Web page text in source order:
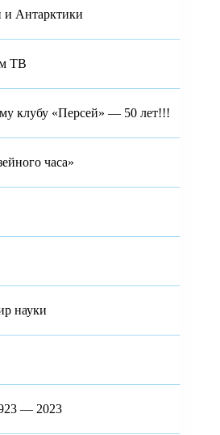
Антарктики
ТВ
клубу «Персей» — 50 лет!!!
часа»
науки
— 2023